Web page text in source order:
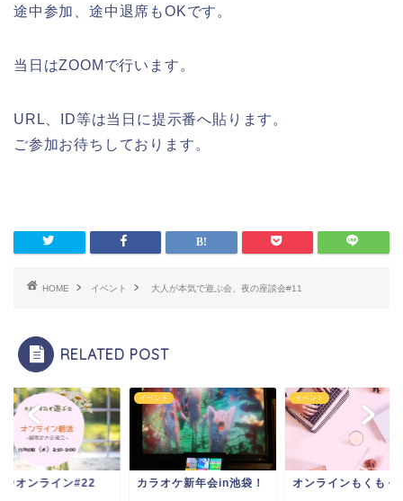
途中参加、途中退席もOKです。
当日はZOOMで行います。
URL、ID等は当日に提示番へ貼ります。
ご参加お待ちしております。
HOME イベント 大人が本気で遊ぶ会、夜の座談会#11
RELATED POST
＠オンライン#22
イベント
カラオケ新年会in池袋！
イベント
オンラインもくもく